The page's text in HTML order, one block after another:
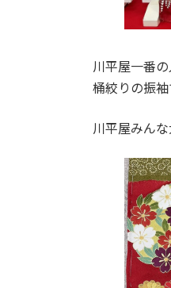
川平屋一番
桶絞りの振袖
川平屋みんな